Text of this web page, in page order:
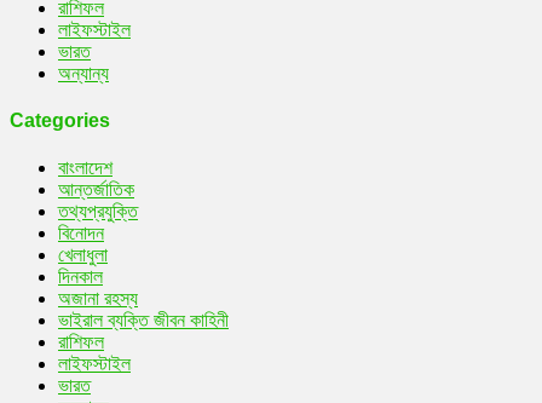
রাশিফল
লাইফস্টাইল
ভারত
অন্যান্য
Categories
বাংলাদেশ
আন্তর্জাতিক
তথ্যপ্রযুক্তি
বিনোদন
খেলাধুলা
দিনকাল
অজানা রহস্য
ভাইরাল ব্যক্তি জীবন কাহিনী
রাশিফল
লাইফস্টাইল
ভারত